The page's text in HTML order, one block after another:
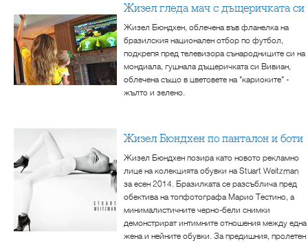
Жизел гледа мач с дъщеричката си
Жизел Бюндхен, облечена във фланелка на
бразилския национален отбор по футбол,
подкрепя пред телевизора сънародниците си на
мондиала, гушнала дъщеричката си Вивиан,
облечена също в цветовете на "кариоките" -
жълто и зелено.
Жизел Бюндхен по панталон и боти
Жизел Бюндхен позира като новото рекламно
лице на колекцията обувки на Stuart Weitzman
за есен 2014. Бразилката се разсъблича пред
обектива на топфотографа Марио Тестино, а
минималистичните черно-бели снимки
демонстрират интимните отношения между една
жена и нейните обувки. За предишния, пролетен